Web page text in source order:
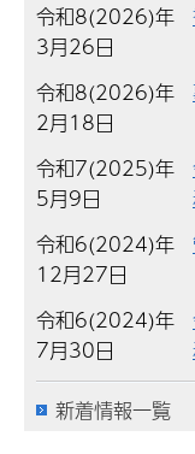
令和8(2026)年
3月26日
令和8(2026)年
2月18日
令和7(2025)年
5月9日
令和6(2024)年
12月27日
令和6(2024)年
7月30日
新着情報一覧